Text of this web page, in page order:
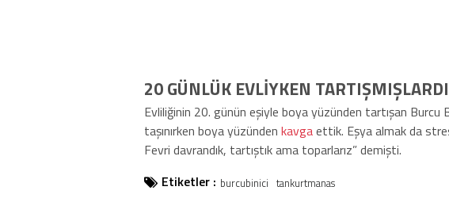
20 GÜNLÜK EVLİYKEN TARTIŞMIŞLARDI
Evliliğinin 20. günün eşiyle boya yüzünden tartışan Burcu
taşınırken boya yüzünden kavgaettik. Eşya almak da
Fevri davrandık, tartıştık ama toparlarız” demişti.
Etiketler : burcubinici tankurtmanas